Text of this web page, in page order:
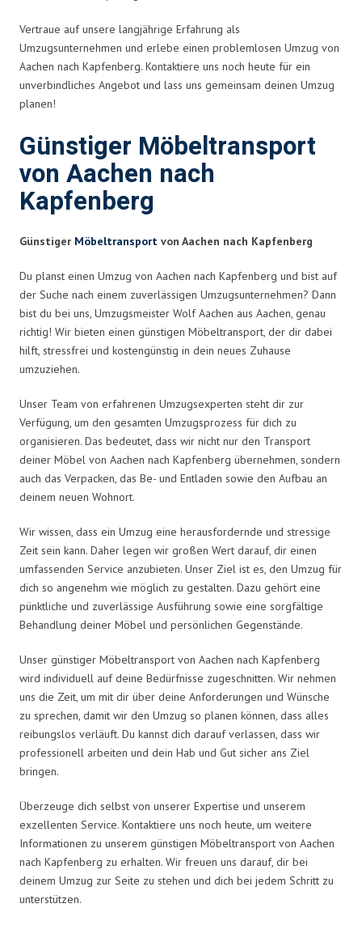
Vertraue auf unsere langjährige Erfahrung als
Umzugsunternehmen und erlebe einen problemlosen Umzug von
Aachen nach Kapfenberg. Kontaktiere uns noch heute für ein
unverbindliches Angebot und lass uns gemeinsam deinen Umzug
planen!
Günstiger Möbeltransport
von Aachen nach
Kapfenberg
Günstiger Möbeltransport von Aachen nach Kapfenberg
Du planst einen Umzug von Aachen nach Kapfenberg und bist auf
der Suche nach einem zuverlässigen Umzugsunternehmen? Dann
bist du bei uns, Umzugsmeister Wolf Aachen aus Aachen, genau
richtig! Wir bieten einen günstigen Möbeltransport, der dir dabei
hilft, stressfrei und kostengünstig in dein neues Zuhause
umzuziehen.
Unser Team von erfahrenen Umzugsexperten steht dir zur
Verfügung, um den gesamten Umzugsprozess für dich zu
organisieren. Das bedeutet, dass wir nicht nur den Transport
deiner Möbel von Aachen nach Kapfenberg übernehmen, sondern
auch das Verpacken, das Be- und Entladen sowie den Aufbau an
deinem neuen Wohnort.
Wir wissen, dass ein Umzug eine herausfordernde und stressige
Zeit sein kann. Daher legen wir großen Wert darauf, dir einen
umfassenden Service anzubieten. Unser Ziel ist es, den Umzug für
dich so angenehm wie möglich zu gestalten. Dazu gehört eine
pünktliche und zuverlässige Ausführung sowie eine sorgfältige
Behandlung deiner Möbel und persönlichen Gegenstände.
Unser günstiger Möbeltransport von Aachen nach Kapfenberg
wird individuell auf deine Bedürfnisse zugeschnitten. Wir nehmen
uns die Zeit, um mit dir über deine Anforderungen und Wünsche
zu sprechen, damit wir den Umzug so planen können, dass alles
reibungslos verläuft. Du kannst dich darauf verlassen, dass wir
professionell arbeiten und dein Hab und Gut sicher ans Ziel
bringen.
Überzeuge dich selbst von unserer Expertise und unserem
exzellenten Service. Kontaktiere uns noch heute, um weitere
Informationen zu unserem günstigen Möbeltransport von Aachen
nach Kapfenberg zu erhalten. Wir freuen uns darauf, dir bei
deinem Umzug zur Seite zu stehen und dich bei jedem Schritt zu
unterstützen.